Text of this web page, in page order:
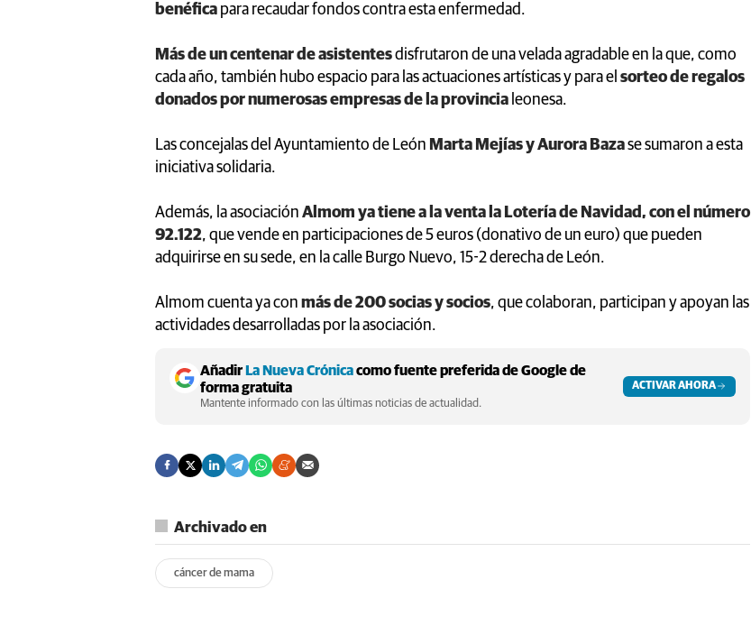
benéfica para recaudar fondos contra esta enfermedad.
Más de un centenar de asistentesdisfrutaron de una velada agradable en la que, como
cada año, también hubo espacio para las actuaciones artísticas y para el sorteo de regalos
donados por numerosas empresas de la provincia leonesa.
Las concejalas del Ayuntamiento de León Marta Mejías y Aurora Bazase sumaron a esta
iniciativa solidaria.
Además, la asociación Almom ya tiene a la venta la Lotería de Navidad, con el número
92.122, que vende en participaciones de 5 euros (donativo de un euro) que pueden
adquirirse en su sede, en la calle Burgo Nuevo, 15-2 derecha de León.
Almom cuenta ya con más de 200 socias y socios, que colaboran, participan y apoyan las
actividades desarrolladas por la asociación.
AñadirLa Nueva Crónicacomo fuente preferida de Google de
forma gratuita
Mantente informado con las últimas noticias de actualidad.
ACTIVAR AHORA
Archivado en
cáncer de mama